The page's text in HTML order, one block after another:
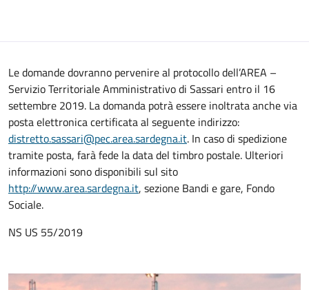
Le domande dovranno pervenire al protocollo dell’AREA –
Servizio Territoriale Amministrativo di Sassari entro il 16
settembre 2019. La domanda potrà essere inoltrata anche via
posta elettronica certificata al seguente indirizzo:
distretto.sassari@pec.area.sardegna.it. In caso di spedizione
tramite posta, farà fede la data del timbro postale. Ulteriori
informazioni sono disponibili sul sito
http://www.area.sardegna.it, sezione Bandi e gare, Fondo
Sociale.
NS US 55/2019